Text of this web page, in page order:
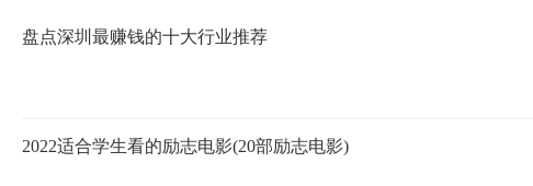
盘点深圳最赚钱的十大行业推荐
2022适合学生看的励志电影(20部励志电影)